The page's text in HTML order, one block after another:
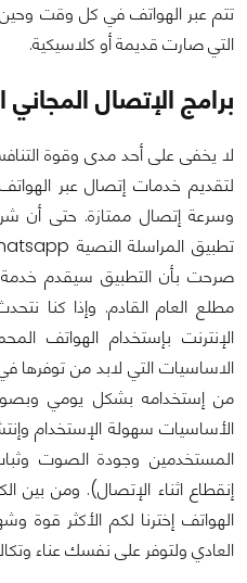
تتم عبر الهواتف في كل وقت
التي صارت قديمة أو كلاسيكية.
برامج الإتصال المجاني
لا يخفى على أحد مدى وقوة
لتقديم خدمات إتصال عبر
وسرعة إتصال ممتازة. حتى أن
صرحت بأن التطبيق سيقدم خدمة
مطلع العام القادم. وإذا كنا
الإنترنت بإستخدام الهواتف
الاساسيات التي لابد من توفرها
من إستخدامه بشكل يومي
الأساسيات سهولة الإستخدام
المستخدمين وجودة الصوت
إنقطاع اثناء الإتصال). ومن بين
الهواتف إخترنا لكم الأكثر قوة
العادي ولتوفر على نفسك عناء